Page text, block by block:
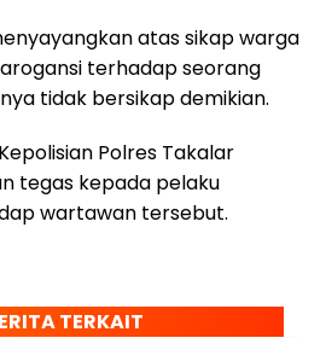
atas sikap warga
terhadap seorang
tidak bersikap demikian.
Polres Takalar
tegas kepada pelaku
wartawan tersebut.
TERKAIT